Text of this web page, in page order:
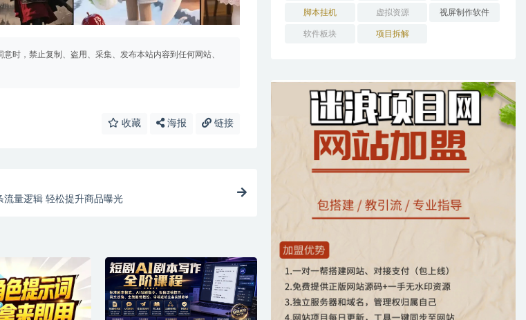
时，禁止复制、盗用、采集、发布本站内容到任何网站、
收藏 海报 链接
流量逻辑 轻松提升商品曝光
脚本挂机 虚拟资源 视屏制作软件
软件板块 项目拆解